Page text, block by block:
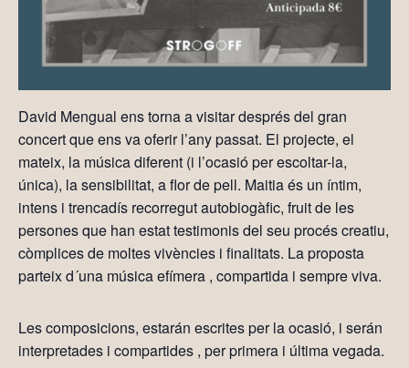
David Mengual ens torna a visitar després del gran
concert que ens va oferir l’any passat. El projecte, el
mateix, la música diferent (i l’ocasió per escoltar-la,
única), la sensibilitat, a flor de pell. Maitia és un íntim,
intens i trencadís recorregut autobiogàfic, fruit de les
persones que han estat testimonis del seu procés creatiu,
còmplices de moltes vivències i finalitats. La proposta
parteix d´una música efímera , compartida i sempre viva.
Les composicions, estarán escrites per la ocasió, i serán
interpretades i compartides , per primera i última vegada.